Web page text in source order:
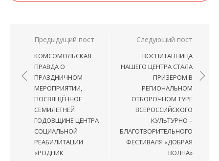
Навигация
записям
Предыдущий пост
КОМСОМОЛЬСКАЯ
ПРАВДА О
ПРАЗДНИЧНОМ
МЕРОПРИЯТИИ,
ПОСВЯЩЁННОЕ
СЕМИЛЕТНЕЙ
ГОДОВЩИНЕ ЦЕНТРА
СОЦИАЛЬНОЙ
РЕАБИЛИТАЦИИ
«РОДНИК
Следующий пост
ВОСПИТАННИЦА
НАШЕГО ЦЕНТРА СТАЛА
ПРИЗЕРОМ В
РЕГИОНАЛЬНОМ
ОТБОРОЧНОМ ТУРЕ
ВСЕРОССИЙСКОГО
КУЛЬТУРНО –
БЛАГОТВОРИТЕЛЬНОГО
ФЕСТИВАЛЯ «ДОБРАЯ
ВОЛНА»